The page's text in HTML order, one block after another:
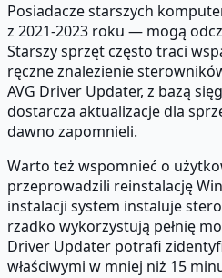
Posiadacze starszych
z 2021-2023 roku — mogą
Starszy sprzęt często traci
ręczne znalezienie
AVG Driver Updater, z bazą
dostarcza aktualizacje dla
dawno zapomnieli.
Warto też wspomnieć o
przeprowadzili reinstalację
instalacji system instaluje
rzadko wykorzystują pełnię
Driver Updater potrafi
właściwymi w mniej niż 15